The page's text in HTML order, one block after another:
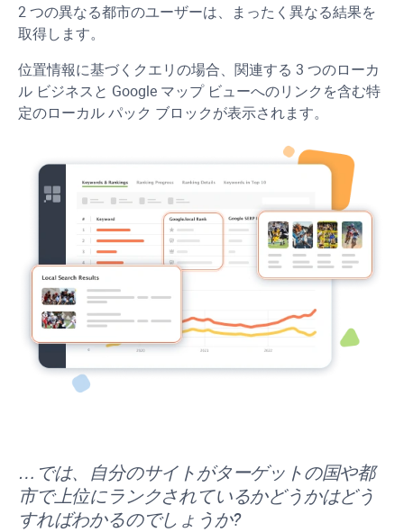
2 つの異なる都市のユーザーは、まったく異なる結果を
取得します。
位置情報に基づくクエリの場合、関連する 3 つのローカ
ル ビジネスと Google マップ ビューへのリンクを含む特
定のローカル パック ブロックが表示されます。
…では、自分のサイトがターゲットの国や都
市で上位にランクされているかどうかはどう
すればわかるのでしょうか?